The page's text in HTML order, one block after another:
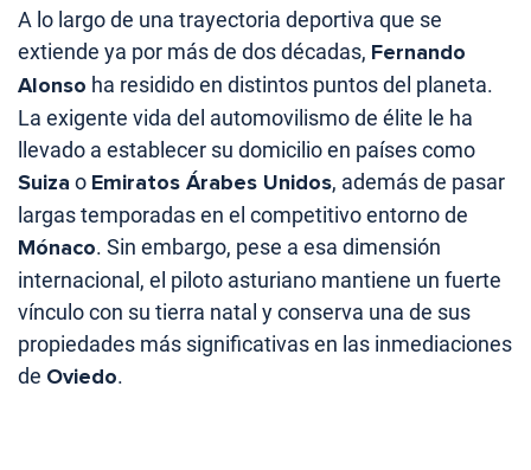
A lo largo de una trayectoria deportiva que se
extiende ya por más de dos décadas, Fernando
Alonso ha residido en distintos puntos del planeta.
La exigente vida del automovilismo de élite le ha
llevado a establecer su domicilio en países como
Suiza o Emiratos Árabes Unidos, además de pasar
largas temporadas en el competitivo entorno de
Mónaco. Sin embargo, pese a esa dimensión
internacional, el piloto asturiano mantiene un fuerte
vínculo con su tierra natal y conserva una de sus
propiedades más significativas en las inmediaciones
de Oviedo.